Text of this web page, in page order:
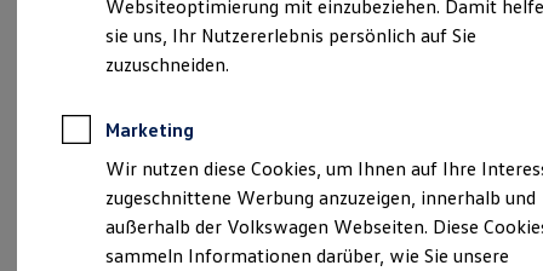
Behörden
Direktkunden
Sonderfahrzeuge
Anpfiff zum Gewinn
Elektroautos
ID. Tutorials
Elektrofahrzeugkonzepte
Reichweite
Reichweite der ID. Modelle
Reichweite im Winter
Lindhofstraße 13 - 15, 23795 Bad Segeberg
info.bad-segeberg@auto-senger.de
Montag
Sonntag
Geschlossen
Websiteoptimierung mit einzubeziehen. Damit
sie uns, Ihr Nutzererlebnis persönlich auf Sie
zuzuschneiden.
Marketing
Wir nutzen diese Cookies, um Ihnen auf Ihre
zugeschnittene Werbung anzuzeigen, innerhalb und
außerhalb der Volkswagen Webseiten. Diese
sammeln Informationen darüber, wie Sie unsere